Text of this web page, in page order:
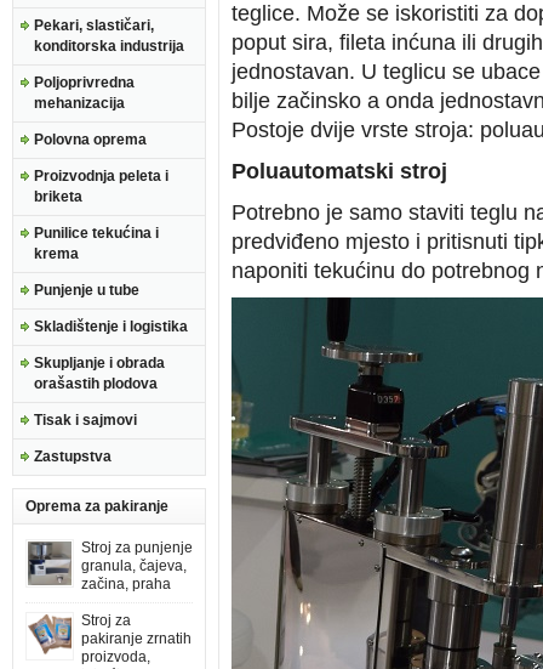
Pekari, slastičari,
konditorska industrija
Poljoprivredna
mehanizacija
Polovna oprema
Proizvodnja peleta i
briketa
Punilice tekućina i
krema
Punjenje u tube
Skladištenje i logistika
Skupljanje i obrada
orašastih plodova
Tisak i sajmovi
Zastupstva
Oprema za pakiranje
Stroj za punjenje
granula, čajeva,
začina, praha
Stroj za
pakiranje zrnatih
proizvoda,
teglice. Može se iskoristiti za
poput sira, fileta inćuna ili
jednostavan. U teglicu se
bilje začinsko a onda
Postoje dvije vrste stroja:
Poluautomatski stroj
Potrebno je samo staviti teglu
predviđeno mjesto i pritisnuti
naponiti tekućinu do potrebnog